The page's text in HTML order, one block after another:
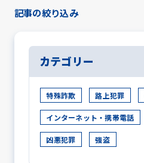
記事の絞り込み
カテゴリー
特殊詐欺 路上犯罪
インターネット・携帯電話
凶悪犯罪 強盗